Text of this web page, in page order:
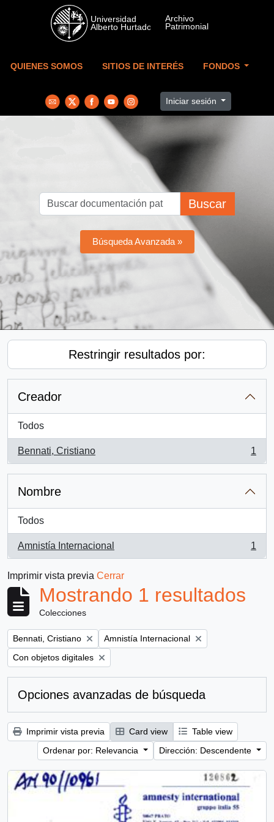
Skip to main content
QUIENES SOMOS SITIOS DE INTERÉS FONDOS
Iniciar sesión
Buscar
Búsqueda Avanzada »
Restringir resultados por:
Creador
Todos
Bennati, Cristiano
, 1 resultados
1
Nombre
Todos
Amnistía Internacional
, 1 resultados
1
Imprimir vista previa Cerrar
Mostrando 1 resultados
Colecciones
Remove filter:
Bennati, Cristiano Remove filter:
Amnistía Internacional
Remove filter:
Con objetos digitales
Opciones avanzadas de búsqueda
Imprimir vista previa Card view
Table view
Ordenar por: Relevancia
Dirección: Descendente